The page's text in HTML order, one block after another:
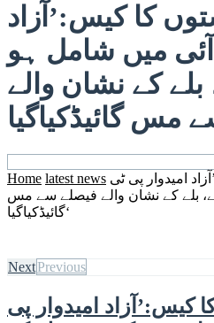
کا کیس:’آزاد
آئی میں شامل ہو
کے نشان والے
Home latest news امیدوار پی ٹی
بلے کے نشان والے فیصلے سے مس
گائیڈکیاگیا‘
NextPrevious
امیدوار پی